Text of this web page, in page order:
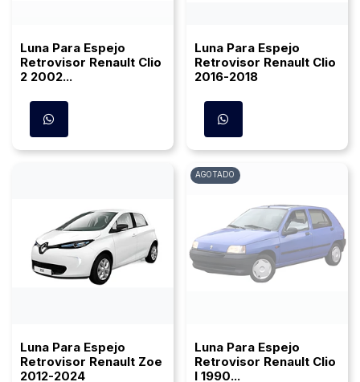
Luna Para Espejo
Retrovisor Renault Clio
2 2002...
Luna Para Espejo
Retrovisor Renault Clio
2016-2018
Luna Para Espejo
Retrovisor Renault Zoe
2012-2024
AGOTADO
Luna Para Espejo
Retrovisor Renault Clio
I 1990...